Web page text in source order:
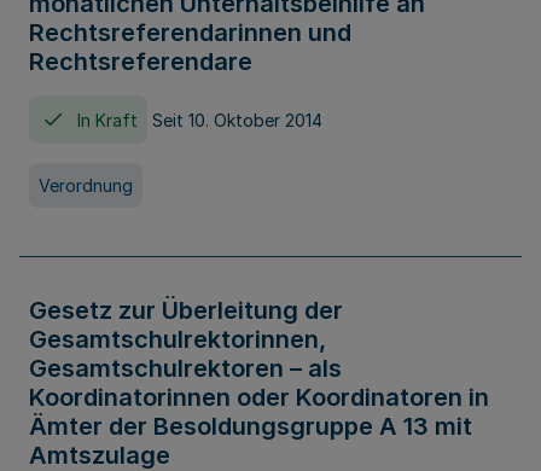
Rechtsreferendarinnen und
Rechtsreferendare
In Kraft Seit 10. Oktober 2014
Verordnung
Gesetz zur Überleitung der
Gesamtschulrektorinnen,
Gesamtschulrektoren – als
Koordinatorinnen oder Koordinatoren in
Ämter der Besoldungsgruppe A 13 mit
Amtszulage